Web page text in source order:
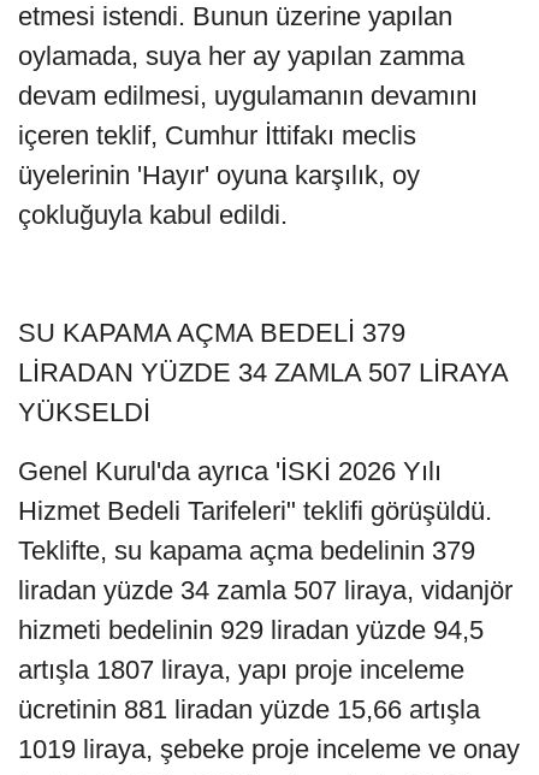
etmesi istendi. Bunun üzerine yapılan
oylamada, suya her ay yapılan zamma
devam edilmesi, uygulamanın devamını
içeren teklif, Cumhur İttifakı meclis
üyelerinin 'Hayır' oyuna karşılık, oy
çokluğuyla kabul edildi.
SU KAPAMA AÇMA BEDELİ 379
LİRADAN YÜZDE 34 ZAMLA 507 LİRAYA
YÜKSELDİ
Genel Kurul'da ayrıca 'İSKİ 2026 Yılı
Hizmet Bedeli Tarifeleri" teklifi görüşüldü.
Teklifte, su kapama açma bedelinin 379
liradan yüzde 34 zamla 507 liraya, vidanjör
hizmeti bedelinin 929 liradan yüzde 94,5
artışla 1807 liraya, yapı proje inceleme
ücretinin 881 liradan yüzde 15,66 artışla
1019 liraya, şebeke proje inceleme ve onay